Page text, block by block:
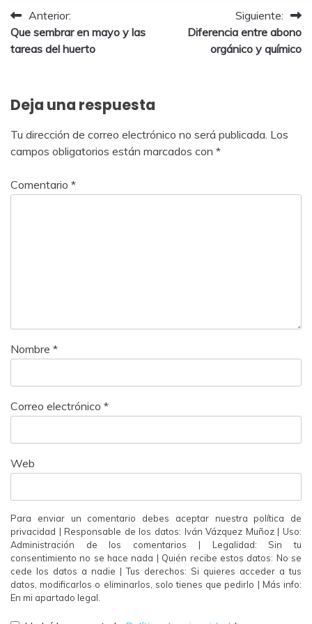
Navegación
de
Anterior:
Que sembrar en mayo y las
tareas del huerto
Siguiente:
Diferencia entre abono
orgánico y químico
Deja una respuesta
Tu dirección de correo electrónico no será publicada. Los
campos obligatorios están marcados con *
Comentario *
Nombre *
Correo electrónico *
Web
Para enviar un comentario debes aceptar nuestra política de
privacidad | Responsable de los datos: Iván Vázquez Muñoz | Uso:
Administración de los comentarios | Legalidad: Sin tu
consentimiento no se hace nada | Quién recibe estos datos: No se
cede los datos a nadie | Tus derechos: Si quieres acceder a tus
datos, modificarlos o eliminarlos, solo tienes que pedirlo | Más info:
En mi apartado legal.